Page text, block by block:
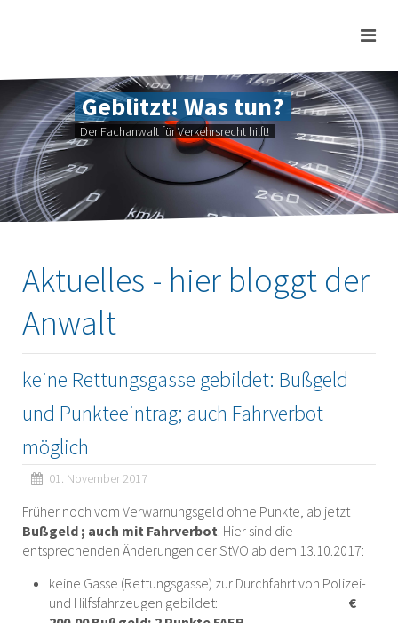
Geblitzt! Was tun?
Der Fachanwalt für Verkehrsrecht hilft!
Aktuelles - hier bloggt der
Anwalt
keine Rettungsgasse gebildet: Bußgeld
und Punkteeintrag; auch Fahrverbot
möglich
01. November 2017
Früher noch vom Verwarnungsgeld ohne Punkte, ab jetzt
Bußgeld ; auch mit Fahrverbot. Hier sind die
entsprechenden Änderungen der StVO ab dem 13.10.2017:
keine Gasse (Rettungsgasse) zur Durchfahrt von Polizei-
und Hilfsfahrzeugen gebildet:
€